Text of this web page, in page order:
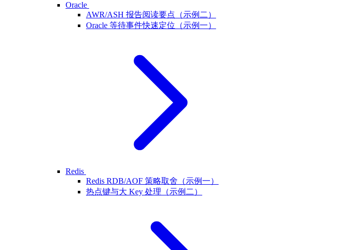
Oracle
AWR/ASH 报告阅读要点（示例二）
Oracle 等待事件快速定位（示例一）
Redis
Redis RDB/AOF 策略取舍（示例一）
热点键与大 Key 处理（示例二）